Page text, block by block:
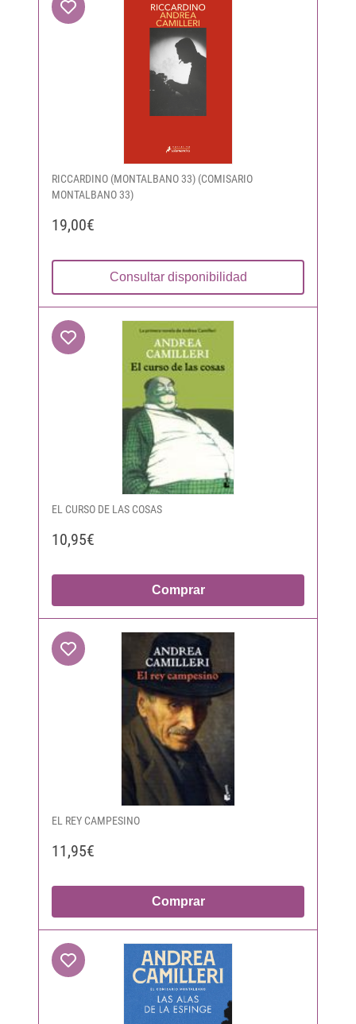
RICCARDINO (MONTALBANO 33) (COMISARIO
MONTALBANO 33)
19,00€
Consultar disponibilidad
EL CURSO DE LAS COSAS
10,95€
Comprar
EL REY CAMPESINO
11,95€
Comprar